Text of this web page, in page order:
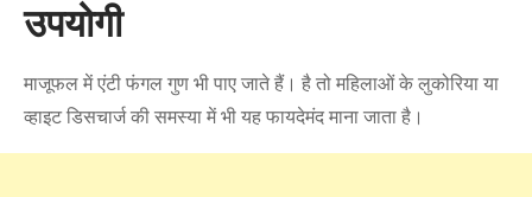
उपयोगी
माजूफल में एंटी फंगल गुण भी पाए जाते हैं। है तो महिलाओं के लुकोरिया या
व्हाइट डिसचार्ज की समस्या में भी यह फायदेमंद माना जाता है।